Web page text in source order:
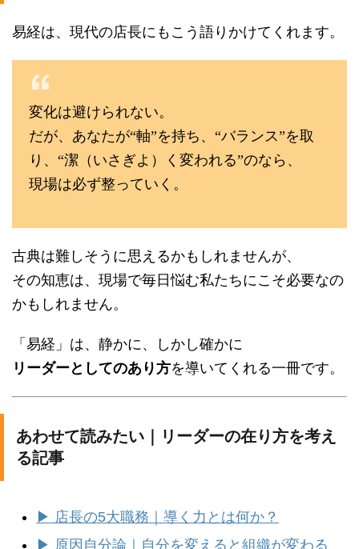
易経は、現代の店長にもこう語りかけてくれます。
変化は避けられない。
だが、あなたが“軸”を持ち、“バランス”を取
り、“潔（いさぎよ）く変われる”のなら、
現場は必ず整っていく。
古典は難しそうに思えるかもしれませんが、
その知恵は、現場で毎日悩む私たちにこそ必要なの
かもしれません。
「易経」は、静かに、しかし確かに
リーダーとしてのあり方を導いてくれる一冊です。
あわせて読みたい｜リーダーの在り方を考え
る記事
▶ 店長の5大職務｜導く力とは何か？
▶ 原因自分論｜自分を変えると組織が変わる